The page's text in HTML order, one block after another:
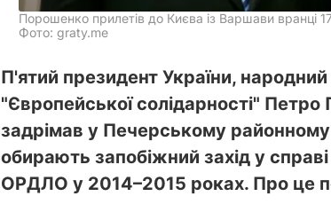
Порошенко прилетів до Києва із Варшави вранці
Фото: graty.me
П'ятий президент України, народний
"Європейської солідарності"
задрімав у Печерському
обирають запобіжний захід у
ОРДЛО у 2014–2015 роках. Про це